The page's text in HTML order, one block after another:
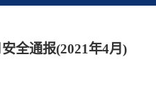
全通报(2021年4月)